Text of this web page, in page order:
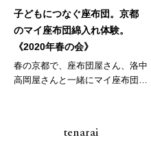
子どもにつなぐ座布団。京都
のマイ座布団綿入れ体験。
《2020年春の会》
春の京都で、座布団屋さん、洛中
高岡屋さんと一緒にマイ座布団づ
tenarai